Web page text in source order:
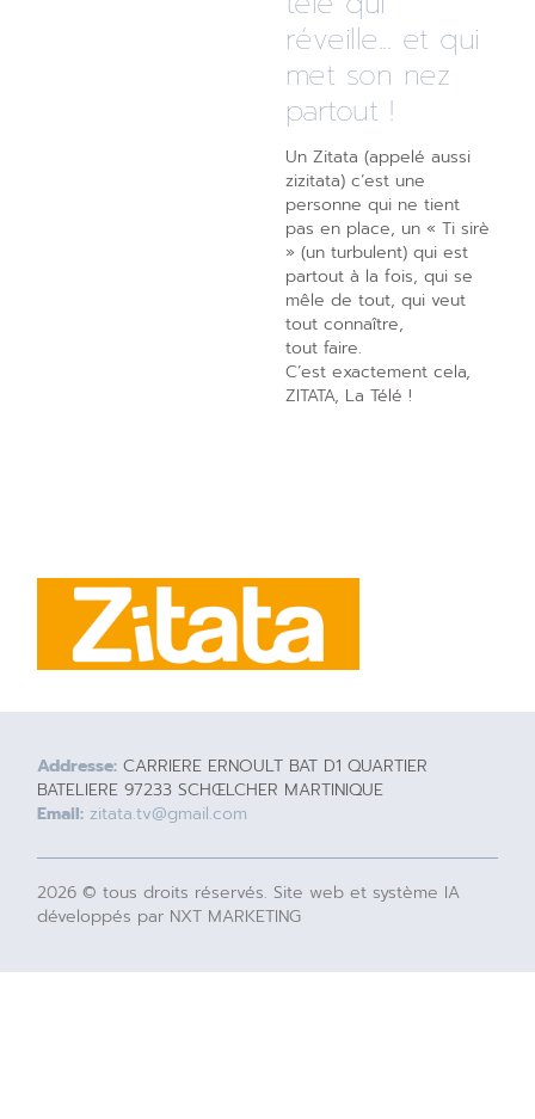
réveille... et qui
met son nez
partout !
Un Zitata (appelé aussi
zizitata) c’est une
personne qui ne tient
pas en place, un « Ti sirè
» (un turbulent) qui est
partout à la fois, qui se
mêle de tout, qui veut
tout connaître,
tout faire.
C’est exactement cela,
ZITATA, La Télé !
Addresse: CARRIERE ERNOULT BAT D1 QUARTIER
BATELIERE 97233 SCHŒLCHER MARTINIQUE
Email: zitata.tv@gmail.com
2026 © tous droits réservés. Site web et système IA
développés par NXT MARKETING